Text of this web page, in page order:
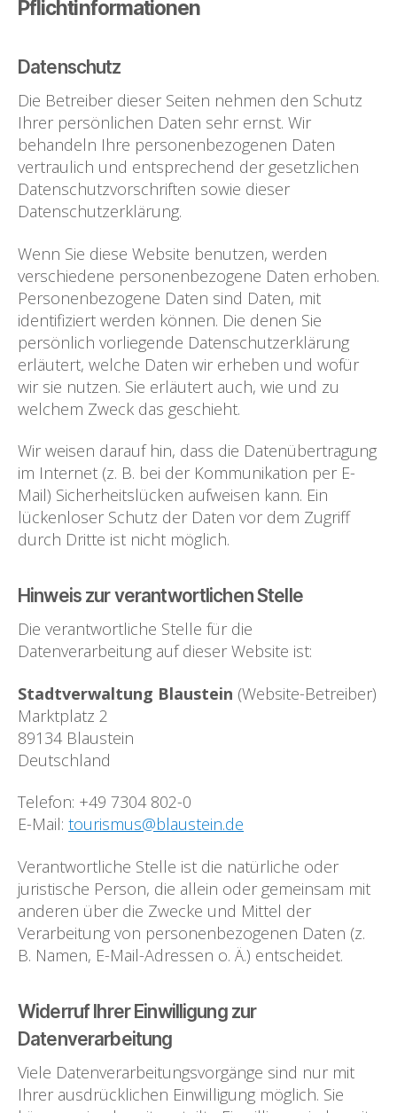
Pflichtinformationen
Datenschutz
Die Betreiber dieser Seiten nehmen den Schutz
Ihrer persönlichen Daten sehr ernst. Wir
behandeln Ihre personenbezogenen Daten
vertraulich und entsprechend der gesetzlichen
Datenschutzvorschriften sowie dieser
Datenschutzerklärung.
Wenn Sie diese Website benutzen, werden
verschiedene personenbezogene Daten erhoben.
Personenbezogene Daten sind Daten, mit
identifiziert werden können. Die denen Sie
persönlich vorliegende Datenschutzerklärung
erläutert, welche Daten wir erheben und wofür
wir sie nutzen. Sie erläutert auch, wie und zu
welchem Zweck das geschieht.
Wir weisen darauf hin, dass die Datenübertragung
im Internet (z. B. bei der Kommunikation per E-
Mail) Sicherheitslücken aufweisen kann. Ein
lückenloser Schutz der Daten vor dem Zugriff
durch Dritte ist nicht möglich.
Hinweis zur verantwortlichen Stelle
Die verantwortliche Stelle für die
Datenverarbeitung auf dieser Website ist:
Stadtverwaltung Blaustein (Website-Betreiber)
Marktplatz 2
89134 Blaustein
Deutschland
Telefon: +49 7304 802-0
E-Mail: tourismus@blaustein.de
Verantwortliche Stelle ist die natürliche oder
juristische Person, die allein oder gemeinsam mit
anderen über die Zwecke und Mittel der
Verarbeitung von personenbezogenen Daten (z.
B. Namen, E-Mail-Adressen o. Ä.) entscheidet.
Widerruf Ihrer Einwilligung zur
Datenverarbeitung
Viele Datenverarbeitungsvorgänge sind nur mit
Ihrer ausdrücklichen Einwilligung möglich. Sie